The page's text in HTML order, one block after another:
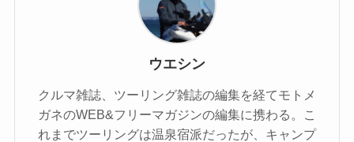
ウエシン
クルマ雑誌、ツーリング雑誌の編集を経てモトメ
ガネのWEB&フリーマガジンの編集に携わる。こ
れまでツーリングは温泉宿派だったが、キャンプ